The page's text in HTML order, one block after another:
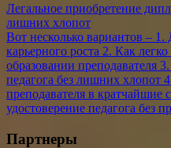
Легальное приобретение
лишних хлопот
Вот несколько вариантов –
карьерного роста 2. Как
образовании преподавателя
педагога без лишних
преподавателя в
удостоверение педагога без
Партнеры